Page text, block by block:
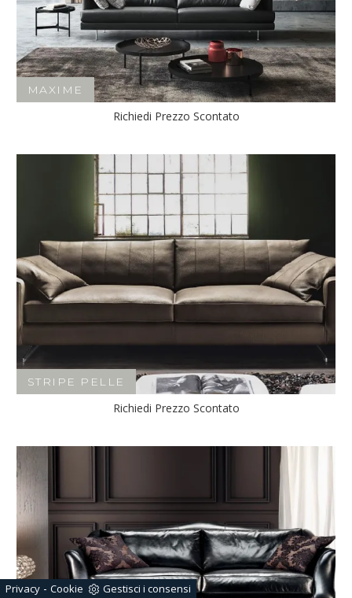
Privacy - Cookie Gestisci i consensi
MAXIME
Richiedi Prezzo Scontato
STRIPE PELLE
Richiedi Prezzo Scontato